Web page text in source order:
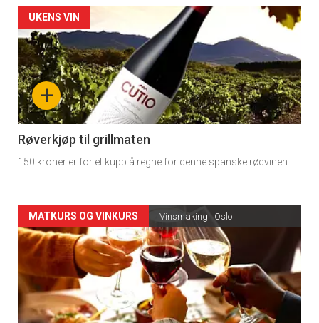
Forsiden
akkurat
nå
-
4
+
UKENS VIN
Røverkjøp til grillmaten
150 kroner er for et kupp å regne for denne spanske rødvinen.
Forsiden
akkurat
nå
-
MATKURS OG VINKURS Vinsmaking i Oslo